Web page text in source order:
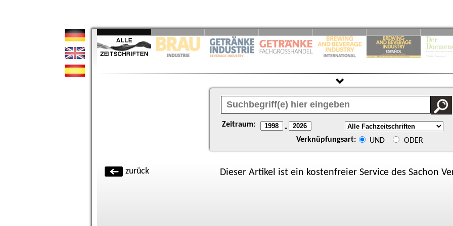
Zeitraum: -
Verknüpfungsart: UND ODER
zurück Dieser Artikel ist ein kostenfreier Service des Sachon